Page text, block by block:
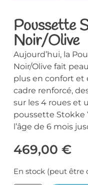
Poussette
Noir/Olive
Aujourd’hui, la
Noir/Olive fait
plus en confort et
cadre renforcé,
sur les 4 roues et
poussette Stokke
l’âge de 6 mois
469,00 €
En stock (peut être